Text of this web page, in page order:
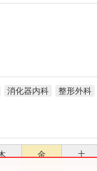
消化器内科 整形外科
金 土